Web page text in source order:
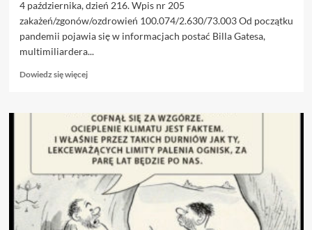
4 października, dzień 216. Wpis nr 205
zakażeń/zgonów/ozdrowień 100.074/2.630/73.003 Od początku
pandemii pojawia się w informacjach postać Billa Gatesa,
multimiliardera...
Dowiedz się więcejDowiedz
o
4.10.
Kill
Bill